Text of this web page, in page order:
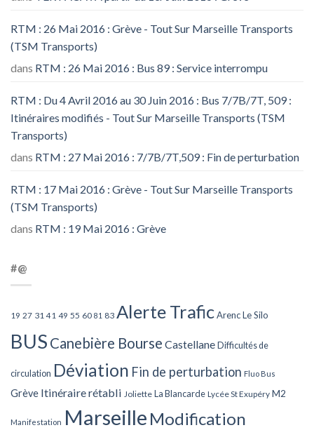
RTM : 26 Mai 2016 : Grève - Tout Sur Marseille Transports
(TSM Transports)
dans RTM : 26 Mai 2016 : Bus 89 : Service interrompu
RTM : Du 4 Avril 2016 au 30 Juin 2016 : Bus 7/7B/7T, 509 :
Itinéraires modifiés - Tout Sur Marseille Transports (TSM
Transports)
dans RTM : 27 Mai 2016 : 7/7B/7T,509 : Fin de perturbation
RTM : 17 Mai 2016 : Grève - Tout Sur Marseille Transports
(TSM Transports)
dans RTM : 19 Mai 2016 : Grève
#@
19 27 31 41 49 55 60 81 83 Alerte TraficArenc Le Silo
BUS Canebière Bourse Castellane Difficultés de
circulation Déviation Fin de perturbation Fluo Bus
Grève Itinéraire rétabli Joliette La Blancarde Lycée St Exupéry M2
Manifestation Marseille Modification